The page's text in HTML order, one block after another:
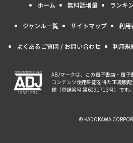
ホーム 無料話増量 ランキ
ジャンル一覧 サイトマップ 利用
よくあるご質問 / お問い合わせ 利用規
ABJマークは、この電子書店・電
コンテンツ使用許諾を得た正規版
標（登録番号 第6091713号）です。
© KADOKAWA